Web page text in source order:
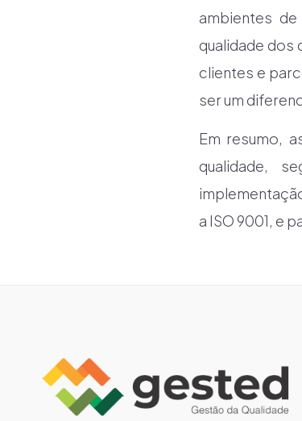
ambientes
qualidade
clientes e
ser um
Em resumo,
qualidade,
a ISO 9001, e